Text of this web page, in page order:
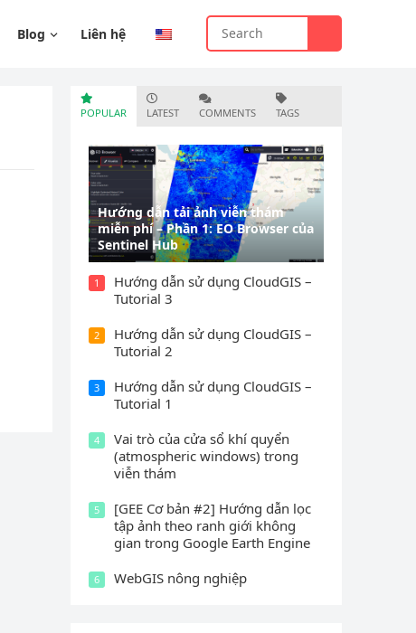
Blog Liên hệ
POPULAR LATEST COMMENTS TAGS
Hướng dẫn tải ảnh viễn thám
miễn phí – Phần 1: EO Browser của
Sentinel Hub
1
Hướng dẫn sử dụng CloudGIS –
Tutorial 3
2
Hướng dẫn sử dụng CloudGIS –
Tutorial 2
3
Hướng dẫn sử dụng CloudGIS –
Tutorial 1
4
Vai trò của cửa sổ khí quyển
(atmospheric windows) trong
viễn thám
5
[GEE Cơ bản #2] Hướng dẫn lọc
tập ảnh theo ranh giới không
gian trong Google Earth Engine
6 WebGIS nông nghiệp